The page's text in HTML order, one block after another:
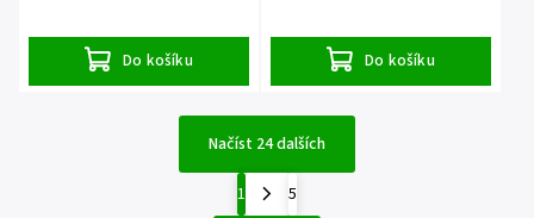
Do košíku Do košíku
Načíst 24 dalších
1
5